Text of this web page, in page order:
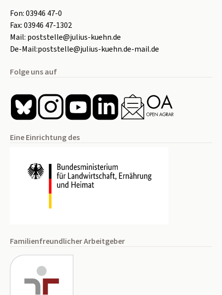
Fon:03946 47-0
Fax:03946 47-1302
Mail: poststelle@julius-kuehn.de
De-Mail:poststelle@julius-kuehn.de-mail.de
Folge uns auf
Eine Einrichtung des
Familienfreundlicher Arbeitgeber